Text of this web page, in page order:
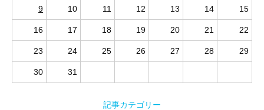
9 10 11 12 13 14 15
16 17 18 19 20 21 22
23 24 25 26 27 28 29
30 31
記事カテゴリー